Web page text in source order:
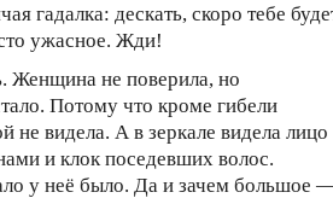
гадалка: дескать, скоро тебе
ужасное. Жди!
Женщина не поверила, но
Потому что кроме гибели
не видела. А в зеркале видела лицо
и клок поседевших волос.
у неё было. Да и зачем большое